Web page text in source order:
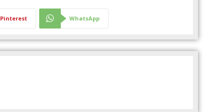
Pinterest WhatsApp